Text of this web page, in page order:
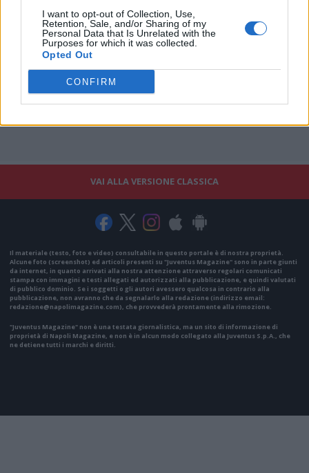
I want to opt-out of Collection, Use,
Retention, Sale, and/or Sharing of my
Personal Data that Is Unrelated with the
Purposes for which it was collected.
Opted Out
CONFIRM
VAI ALLA VERSIONE CLASSICA
Il materiale (testo, foto e video) consultabile in questo portale è di nostra proprietà.
Alcune foto (screenshot) ed articoli presenti su "Juventus Magazine" sono in parte giunti
da internet, in quanto arrivati alla nostra attenzione attraverso regolari comunicati
stampa con immagini e testi allegati ed autorizzati alla pubblicazione, e quindi valutati
di pubblico dominio. Se i soggetti o gli autori avessero qualcosa in contrario alla
pubblicazione, non avranno che da segnalarlo alla redazione (indirizzo email:
redazione@napolimagazine.com), che provvederà prontamente alla rimozione.
"Juventus Magazine" non è una testata giornalistica, ma un sito di informazione di
proprietà di Napoli Magazine, e non è in alcun modo collegato alla Juventus S.p.A., che
ne detiene tutti i marchi e diritti.